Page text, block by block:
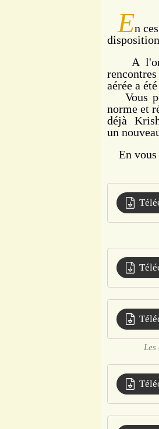
En
A
aérée a
Vous
norme et
déjà
un
En vous